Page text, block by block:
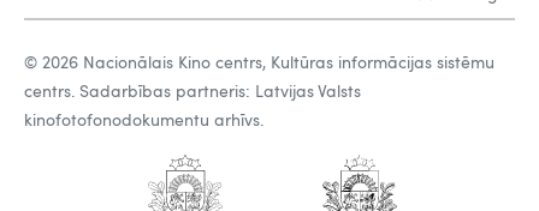
© 2026 Nacionālais Kino centrs, Kultūras informācijas sistēmu
centrs. Sadarbības partneris: Latvijas Valsts
kinofotofonodokumentu arhīvs.